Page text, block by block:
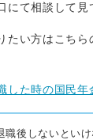
にて相談して見
たい方はこちら
た時の国民年
職後しないとい